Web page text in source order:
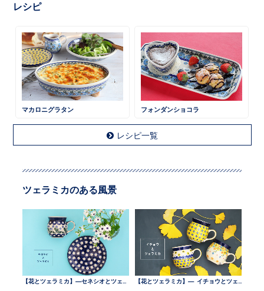
レシピ
マカロニグラタン フォンダンショコラ
レシピ一覧
ツェラミカのある風景